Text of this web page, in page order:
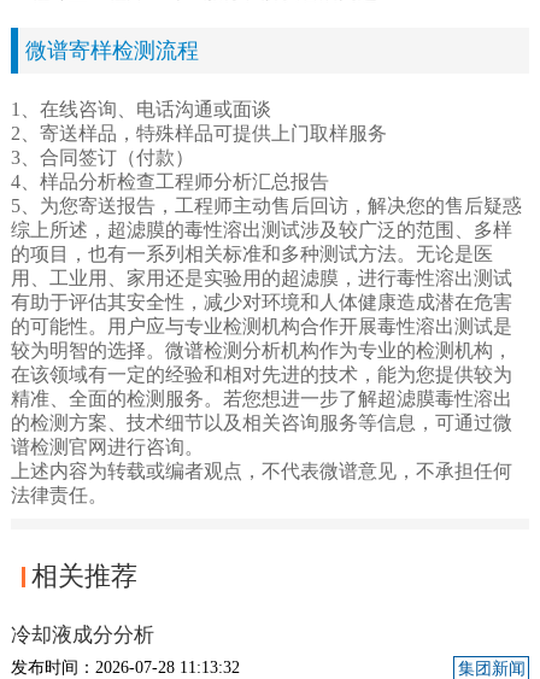
微谱寄样检测流程
1、在线咨询、电话沟通或面谈
2、寄送样品，特殊样品可提供上门取样服务
3、合同签订（付款）
4、样品分析检查工程师分析汇总报告
5、为您寄送报告，工程师主动售后回访，解决您的售后疑惑
综上所述，超滤膜的毒性溶出测试涉及较广泛的范围、多样
的项目，也有一系列相关标准和多种测试方法。无论是医
用、工业用、家用还是实验用的超滤膜，进行毒性溶出测试
有助于评估其安全性，减少对环境和人体健康造成潜在危害
的可能性。用户应与专业检测机构合作开展毒性溶出测试是
较为明智的选择。微谱检测分析机构作为专业的检测机构，
在该领域有一定的经验和相对先进的技术，能为您提供较为
精准、全面的检测服务。若您想进一步了解超滤膜毒性溶出
的检测方案、技术细节以及相关咨询服务等信息，可通过微
谱检测官网进行咨询。
上述内容为转载或编者观点，不代表微谱意见，不承担任何
法律责任。
相关推荐
冷却液成分分析
发布时间：2026-07-28 11:13:32 集团新闻